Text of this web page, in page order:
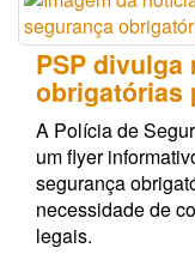
PSP divulga
obrigatórias
A Polícia de
um flyer
segurança
necessidade de
legais.